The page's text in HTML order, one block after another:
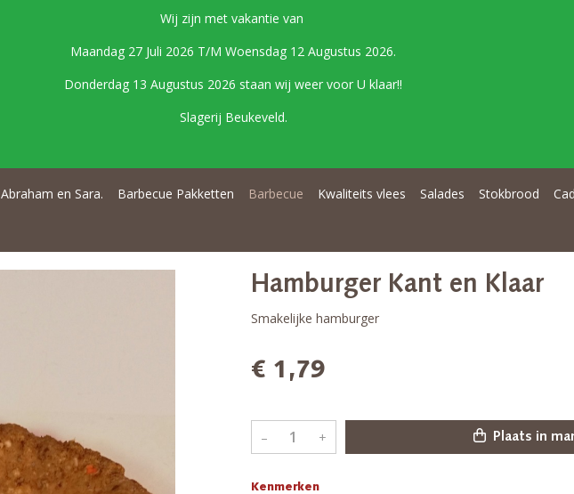
Wij zijn met vakantie van
Maandag 27 Juli 2026 T/M Woensdag 12 Augustus 2026.
Donderdag 13 Augustus 2026 staan wij weer voor U klaar!!
Slagerij Beukeveld.
Abraham en Sara. Barbecue Pakketten Barbecue Kwaliteits vlees Salades Stokbrood
Hamburger Kant en Klaar
Smakelijke hamburger
€ 1,79
– + Plaats in
Kenmerken